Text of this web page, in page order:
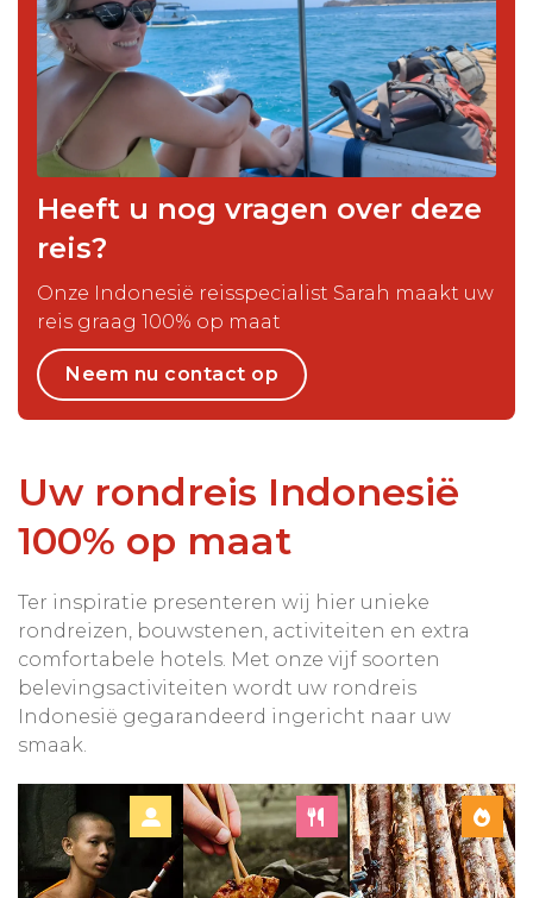
Heeft u nog vragen over deze
reis?
Onze Indonesië reisspecialist Sarah maakt uw
reis graag 100% op maat
Neem nu contact op
Uw rondreis Indonesië
100% op maat
Ter inspiratie presenteren wij hier unieke
rondreizen, bouwstenen, activiteiten en extra
comfortabele hotels. Met onze vijf soorten
belevingsactiviteiten wordt uw rondreis
Indonesië gegarandeerd ingericht naar uw
smaak.